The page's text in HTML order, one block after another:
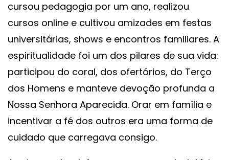
cursou pedagogia por um ano, realizou
cursos online e cultivou amizades em festas
universitárias, shows e encontros familiares. A
espiritualidade foi um dos pilares de sua vida:
participou do coral, dos ofertórios, do Terço
dos Homens e manteve devoção profunda a
Nossa Senhora Aparecida. Orar em família e
incentivar a fé dos outros era uma forma de
cuidado que carregava consigo.